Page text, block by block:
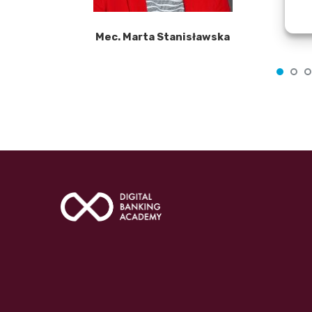
Mec. Marta Stanisławska